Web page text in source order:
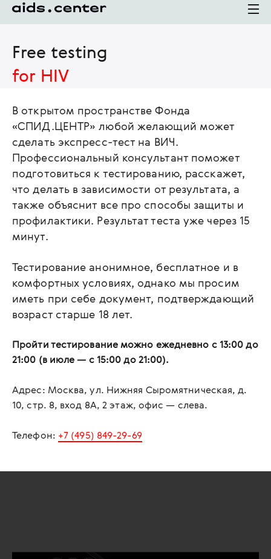
Free testing
for HIV
В открытом пространстве Фонда
«СПИД.ЦЕНТР» любой желающий может
сделать экспресс-тест на ВИЧ.
Профессиональный консультант поможет
подготовиться к тестированию, расскажет,
что делать в зависимости от результата, а
также объяснит все про способы защиты и
профилактики. Результат теста уже через 15
минут.
Тестирование анонимное, бесплатное и в
комфортных условиях, однако мы просим
иметь при себе документ, подтверждающий
возраст старше 18 лет.
Пройти тестирование можно ежедневно с 13:00 до
21:00 (в июле — с 15:00 до 21:00).
Адрес: Москва, ул. Нижняя Сыромятническая, д.
10, стр. 8, вход 8А, 2 этаж, офис — слева.
Телефон: +7 (495) 849-29-69